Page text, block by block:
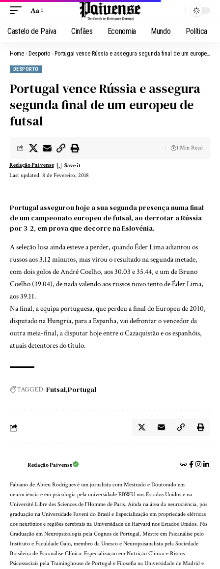
Aa
Castelo de Paiva Cinfães Economia Mundo Política
Home - Desporto - Portugal vence Rússia e assegura segunda final de um europeu de futsal
DESPORTO
Portugal vence Rússia e assegura
segunda final de um europeu de
futsal
Last updated: 8 de Fevereiro, 2018
Redação Paivense
1 Min Read
Portugal assegurou hoje a sua segunda presença numa final
de um campeonato europeu de futsal, ao derrotar a Rússia
por 3-2, em prova que decorre na Eslovénia.
A seleção lusa ainda esteve a perder, quando Éder Lima adiantou os
russos aos 3.12 minutos, mas virou o resultado na segunda metade,
com dois golos de André Coelho, aos 30.03 e 35.44, e um de Bruno
Coelho (39.04), de nada valendo aos russos novo tento de Éder Lima,
aos 39.11.
Na final, a equipa portuguesa, que perdeu a final do Europeu de 2010,
disputado na Hungria, para a Espanha, vai defrontar o vencedor da
outra meia-final, a disputar hoje entre o Cazaquistão e os espanhóis,
atuais detentores do título.
TAGGED:Futsal Portugal
Redação Paivense
Fabiano de Abreu Rodrigues é um jornalista com Mestrado e Doutorado em
neurociência e em psicologia pela universidade EBWU nos Estados Unidos e na
Université Libre des Sciences de l'Homme de Paris. Ainda na área da neurociência, pós
graduação na Universidade Faveni do Brasil e Especialização em propriedade elétricas
dos neurônios e regiões cerebrais na Universidade de Harvard nos Estados Unidos. Pós
Graduação em Neuropsicologia pela Cognos de Portugal, Mestre em Psicanálise pelo
Instituto e Faculdade Gaio, membro da Unesco e Neuropsisanalista pela Sociedade
Brasileira de Psicanálise Clínica. Especialização em Nutrição Clínica e Riscos
Psicossociais pela Traininghouse de Portugal e Filosofia na Universidade de Madrid e